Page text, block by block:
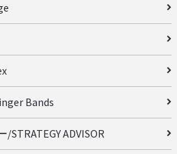
Bands
ADVISOR